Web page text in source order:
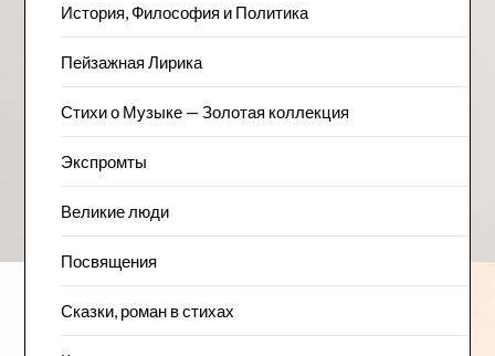
История, Философия и Политика
Пейзажна​я Лирика
Стихи о Музыке — Золотая коллекция
Экспромты
Великие люди
Посвящения
Сказки, роман в стихах